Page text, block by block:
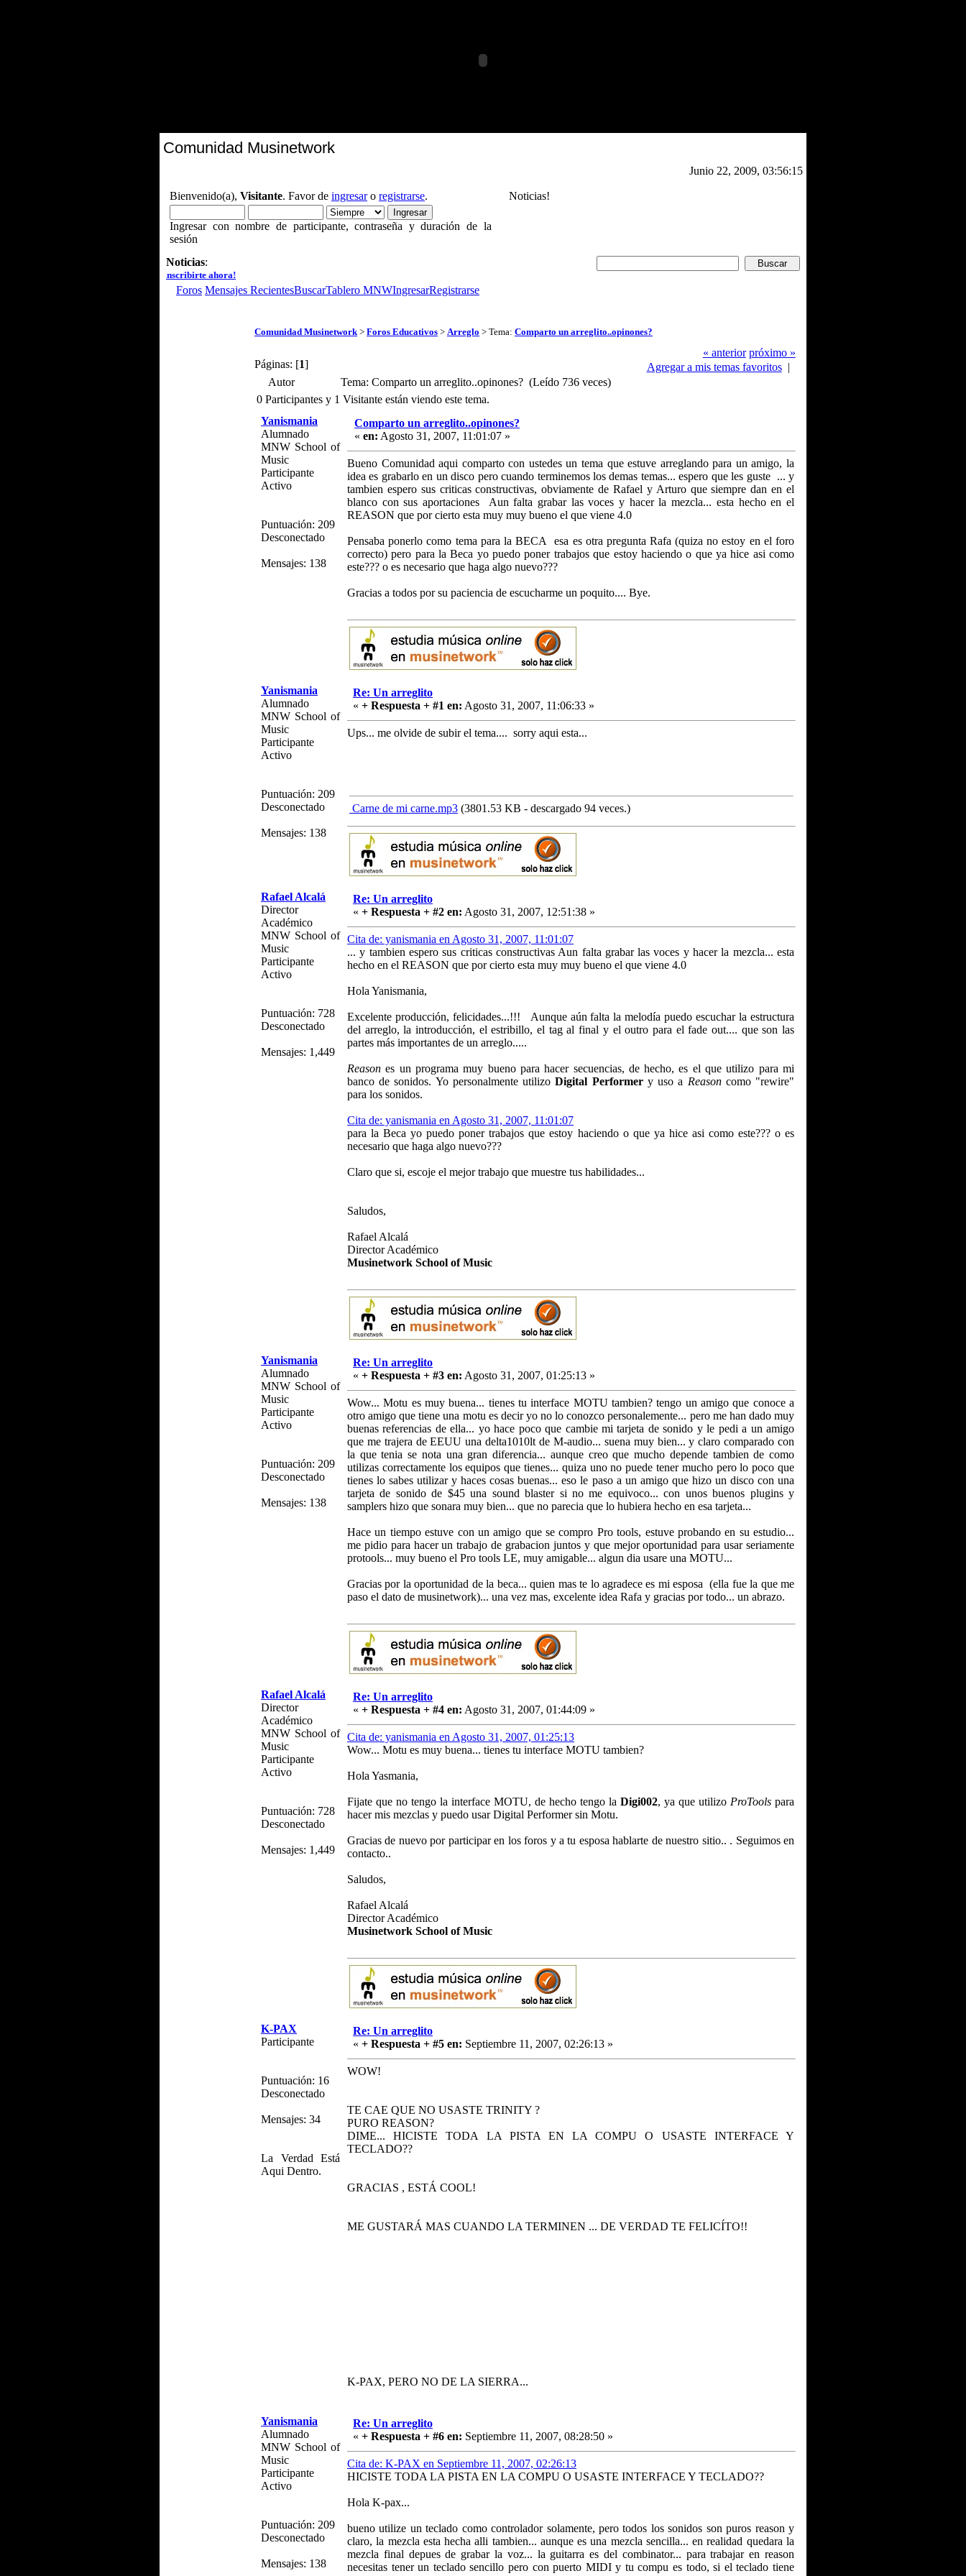
Comunidad Musinetwork
Junio 22, 2009, 03:56:15
Bienvenido(a), Visitante. Favor de ingresaro registrarse.
Ingresar con nombre de participante, contraseña y duración de la
sesión
Noticias!
Noticias:
...haz click para inscribirte ahora!
Foros Mensajes RecientesBuscarTablero MNWIngresarRegistrarse
Comunidad Musinetwork > Foros Educativos > Arreglo > Tema: Comparto un arreglito..opinones?
Páginas: [1]
« anterior próximo »
Agregar a mis temas favoritos|
Autor
Tema: Comparto un arreglito..opinones? (Leído 736 veces)
0 Participantes y 1 Visitante están viendo este tema.
Yanismania
Alumnado
MNW School of
Music
Participante
Activo
Puntuación: 209
Desconectado
Mensajes: 138
Comparto un arreglito..opinones?
« en: Agosto 31, 2007, 11:01:07 »
Bueno Comunidad aqui comparto con ustedes un tema que estuve arreglando para un amigo, la
idea es grabarlo en un disco pero cuando terminemos los demas temas... espero que les guste ... y
tambien espero sus criticas constructivas, obviamente de Rafael y Arturo que siempre dan en el
blanco con sus aportaciones Aun falta grabar las voces y hacer la mezcla... esta hecho en el
REASON que por cierto esta muy muy bueno el que viene 4.0
Pensaba ponerlo como tema para la BECA esa es otra pregunta Rafa (quiza no estoy en el foro
correcto) pero para la Beca yo puedo poner trabajos que estoy haciendo o que ya hice asi como
este??? o es necesario que haga algo nuevo???
Gracias a todos por su paciencia de escucharme un poquito.... Bye.
Yanismania
Alumnado
MNW School of
Music
Participante
Activo
Puntuación: 209
Desconectado
Mensajes: 138
Re: Un arreglito
« + Respuesta + #1 en: Agosto 31, 2007, 11:06:33 »
Ups... me olvide de subir el tema.... sorry aqui esta...
Carne de mi carne.mp3 (3801.53 KB - descargado 94 veces.)
Rafael Alcalá
Director
Académico
MNW School of
Music
Participante
Activo
Puntuación: 728
Desconectado
Mensajes: 1,449
Re: Un arreglito
« + Respuesta + #2 en: Agosto 31, 2007, 12:51:38 »
Cita de: yanismania en Agosto 31, 2007, 11:01:07
... y tambien espero sus criticas constructivas Aun falta grabar las voces y hacer la mezcla... esta
hecho en el REASON que por cierto esta muy muy bueno el que viene 4.0
Hola Yanismania,
Excelente producción, felicidades...!!! Aunque aún falta la melodía puedo escuchar la estructura
del arreglo, la introducción, el estribillo, el tag al final y el outro para el fade out.... que son las
partes más importantes de un arreglo.....
Reason es un programa muy bueno para hacer secuencias, de hecho, es el que utilizo para mi
banco de sonidos. Yo personalmente utilizoDigital Performery uso a Reasoncomo "rewire"
para los sonidos.
Cita de: yanismania en Agosto 31, 2007, 11:01:07
para la Beca yo puedo poner trabajos que estoy haciendo o que ya hice asi como este??? o es
necesario que haga algo nuevo???
Claro que si, escoje el mejor trabajo que muestre tus habilidades...
Saludos,
Rafael Alcalá
Director Académico
Musinetwork School of Music
Yanismania
Alumnado
MNW School of
Music
Participante
Activo
Puntuación: 209
Desconectado
Mensajes: 138
Re: Un arreglito
« + Respuesta + #3 en: Agosto 31, 2007, 01:25:13 »
Wow... Motu es muy buena... tienes tu interface MOTU tambien? tengo un amigo que conoce a
otro amigo que tiene una motu es decir yo no lo conozco personalemente... pero me han dado muy
buenas referencias de ella... yo hace poco que cambie mi tarjeta de sonido y le pedi a un amigo
que me trajera de EEUU una delta1010lt de M-audio... suena muy bien... y claro comparado con
la que tenia se nota una gran diferencia... aunque creo que mucho depende tambien de como
utilizas correctamente los equipos que tienes... quiza uno no puede tener mucho pero lo poco que
tienes lo sabes utilizar y haces cosas buenas... eso le paso a un amigo que hizo un disco con una
tarjeta de sonido de $45 una sound blaster si no me equivoco... con unos buenos plugins y
samplers hizo que sonara muy bien... que no parecia que lo hubiera hecho en esa tarjeta...
Hace un tiempo estuve con un amigo que se compro Pro tools, estuve probando en su estudio...
me pidio para hacer un trabajo de grabacion juntos y que mejor oportunidad para usar seriamente
protools... muy bueno el Pro tools LE, muy amigable... algun dia usare una MOTU...
Gracias por la oportunidad de la beca... quien mas te lo agradece es mi esposa (ella fue la que me
paso el dato de musinetwork)... una vez mas, excelente idea Rafa y gracias por todo... un abrazo.
Rafael Alcalá
Director
Académico
MNW School of
Music
Participante
Activo
Puntuación: 728
Desconectado
Mensajes: 1,449
Re: Un arreglito
« + Respuesta + #4 en: Agosto 31, 2007, 01:44:09 »
Cita de: yanismania en Agosto 31, 2007, 01:25:13
Wow... Motu es muy buena... tienes tu interface MOTU tambien?
Hola Yasmania,
Fijate que no tengo la interface MOTU, de hecho tengo la Digi002, ya que utilizo ProTools para
hacer mis mezclas y puedo usar Digital Performer sin Motu.
Gracias de nuevo por participar en los foros y a tu esposa hablarte de nuestro sitio.. . Seguimos en
contacto..
Saludos,
Rafael Alcalá
Director Académico
Musinetwork School of Music
K-PAX
Participante
Puntuación: 16
Desconectado
Mensajes: 34
La Verdad Está
Aqui Dentro.
Re: Un arreglito
« + Respuesta + #5 en: Septiembre 11, 2007, 02:26:13 »
WOW!
TE CAE QUE NO USASTE TRINITY ?
PURO REASON?
DIME... HICISTE TODA LA PISTA EN LA COMPU O USASTE INTERFACE Y
TECLADO??
GRACIAS , ESTÁ COOL!
ME GUSTARÁ MAS CUANDO LA TERMINEN ... DE VERDAD TE FELICÍTO!!
K-PAX, PERO NO DE LA SIERRA...
Yanismania
Alumnado
MNW School of
Music
Participante
Activo
Puntuación: 209
Desconectado
Mensajes: 138
Re: Un arreglito
« + Respuesta + #6 en: Septiembre 11, 2007, 08:28:50 »
Cita de: K-PAX en Septiembre 11, 2007, 02:26:13
HICISTE TODA LA PISTA EN LA COMPU O USASTE INTERFACE Y TECLADO??
Hola K-pax...
bueno utilize un teclado como controlador solamente, pero todos los sonidos son puros reason y
claro, la mezcla esta hecha alli tambien... aunque es una mezcla sencilla... en realidad quedara la
mezcla final depues de grabar la voz... la guitarra es del combinator... para trabajar en reason
necesitas tener un teclado sencillo pero con puerto MIDI y tu compu es todo, si el teclado tiene